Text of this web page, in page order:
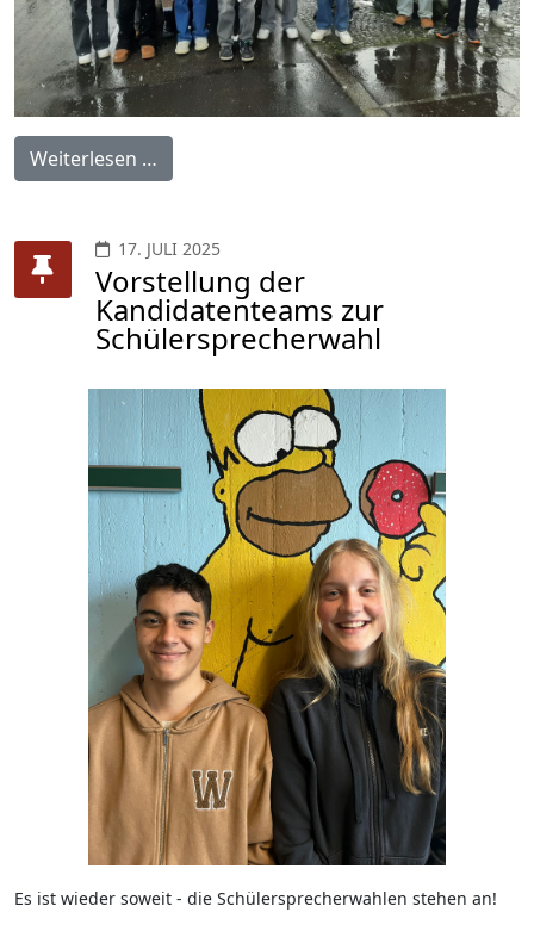
Weiterlesen …
17. JULI 2025
Vorstellung der
Kandidatenteams zur
Schülersprecherwahl
Es ist wieder soweit - die Schülersprecherwahlen stehen an!